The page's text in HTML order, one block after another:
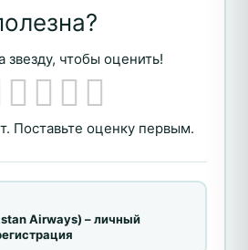
звезду, чтобы оценить!
Поставьте оценку первым.
Airways) – личный